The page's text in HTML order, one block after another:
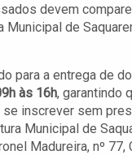
devem
Municipal de
para a entrega de
às 16h, garantindo
inscrever sem
Municipal de
Madureira, nº 77,